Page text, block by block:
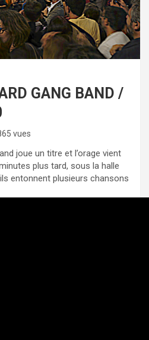
GANG BAND /
vues
joue un titre et l’orage vient
plus tard, sous la halle
entonnent plusieurs chansons